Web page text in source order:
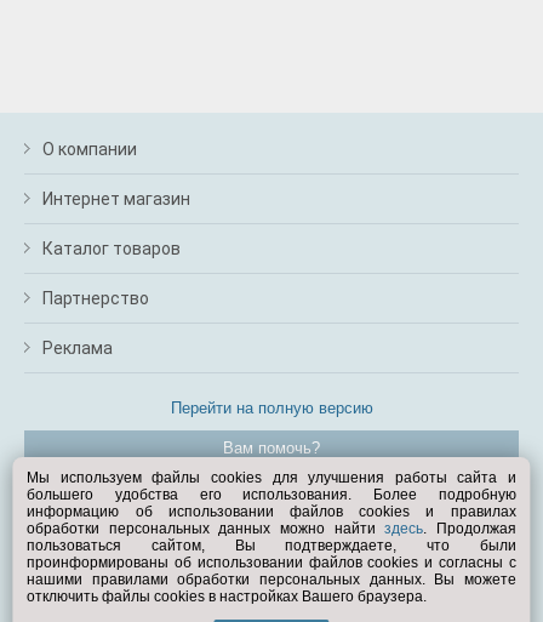
О компании
Интернет магазин
Каталог товаров
Партнерство
Реклама
Перейти на полную версию
Вам помочь?
© Exist.ru 1998—2026
Мы используем файлы cookies для улучшения работы сайта и
большего удобства его использования. Более подробную
информацию об использовании файлов cookies и правилах
обработки персональных данных можно найтиздесь. Продолжая
пользоваться сайтом, Вы подтверждаете, что были
проинформированы об использовании файлов cookies и согласны с
нашими правилами обработки персональных данных. Вы можете
отключить файлы cookies в настройках Вашего браузера.